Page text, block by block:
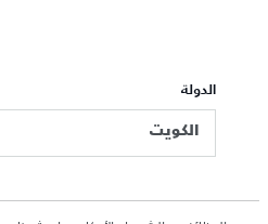
الدولة
الكويت